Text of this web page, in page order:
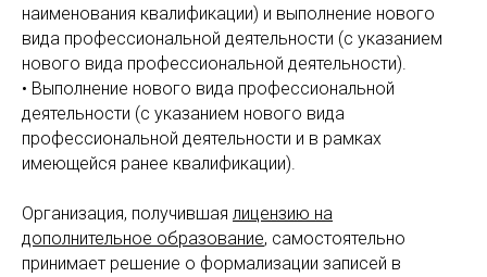
наименования квалификации) и выполнение нового
вида профессиональной деятельности (с указанием
нового вида профессиональной деятельности).
• Выполнение нового вида профессиональной
деятельности (с указанием нового вида
профессиональной деятельности и в рамках
имеющейся ранее квалификации).
Организация, получившая лицензию на
дополнительное образование, самостоятельно
принимает решение о формализации записей в